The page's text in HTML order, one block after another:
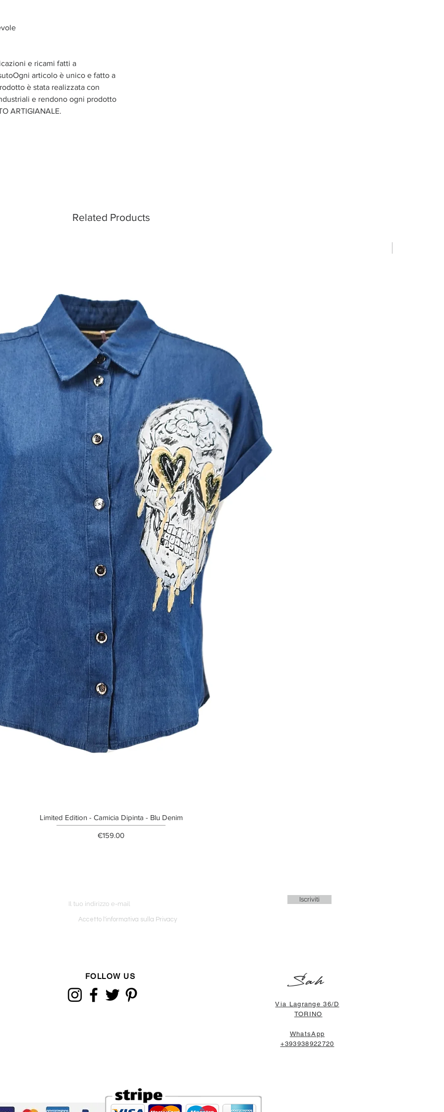
e ricami fatti a
articolo è unico e fatto a
è stata realizzata con
e rendono ogni prodotto
ARTIGIANALE.
Related Products
Limited Edition - Camicia Dipinta - Blu Denim
Price
€159.00
Iscriviti
Accetto l'informativa sulla Privacy
FOLLOW US Sah
Via Lagrange 36/D
TORINO
WhatsApp
+393938922720